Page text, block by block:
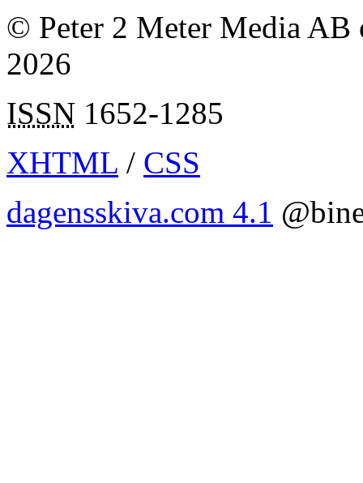
© Peter 2 Meter Media AB
2026
ISSN 1652-1285
XHTML / CSS
dagensskiva.com 4.1